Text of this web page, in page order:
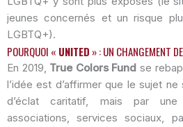
jeunes concernés et un risque
LGBTQ+).
POURQUOI « UNITED » : UN CHANGEMENT
En 2019, True Colors Fund se
l’idée est d’affirmer que le sujet
d’éclat caritatif, mais par une
associations, services sociaux,